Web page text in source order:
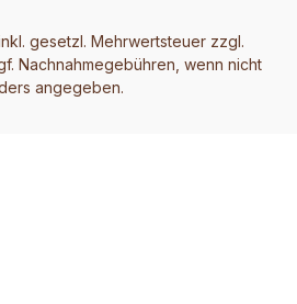
gesetzl. Mehrwertsteuer zzgl.
Nachnahmegebühren, wenn nicht
angegeben.